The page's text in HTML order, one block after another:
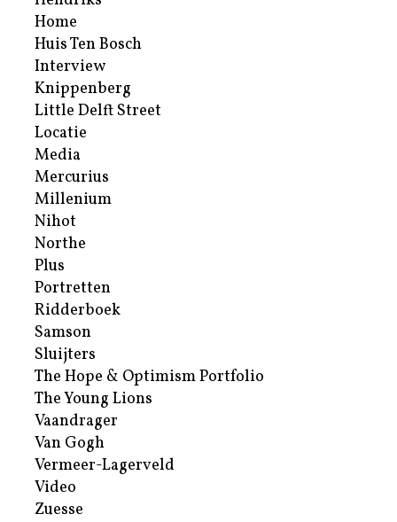
Home
Huis Ten Bosch
Interview
Knippenberg
Little Delft Street
Locatie
Media
Mercurius
Millenium
Nihot
Northe
Plus
Portretten
Ridderboek
Samson
Sluijters
The Hope & Optimism Portfolio
The Young Lions
Vaandrager
Van Gogh
Vermeer-Lagerveld
Video
Zuesse